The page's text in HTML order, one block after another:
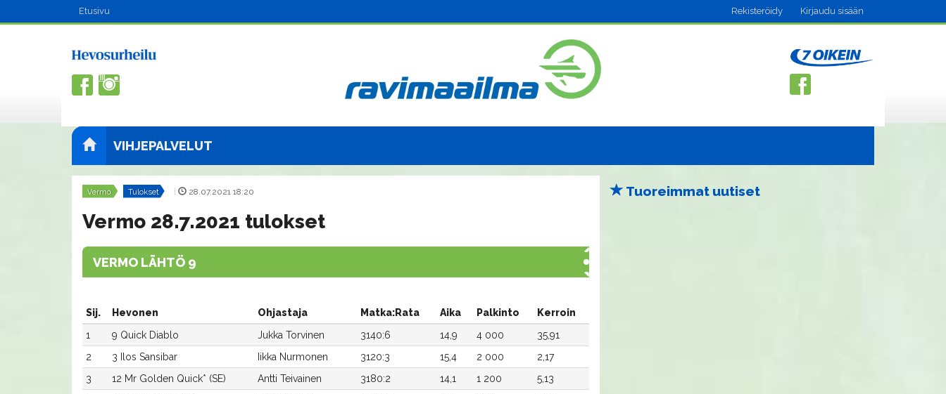
Etusivu Rekisteröidy Kirjaudu sisään
VIHJEPALVELUT
Vermo Tulokset 28.07.2021 18:20
Vermo 28.7.2021 tulokset
VERMO LÄHTÖ 9
Sij. Hevonen Ohjastaja Matka:Rata Aika Palkinto
Kerroin
1
9 Quick Diablo Jukka Torvinen 3140:6 14,9 4 000
35,91
2
3 Ilos Sansibar Iikka Nurmonen 3120:3 15,4 2 000
2,17
3
12 Mr Golden Quick* (SE) Antti Teivainen 3180:2 14,1 1 200
5,13
Tuoreimmat uutiset